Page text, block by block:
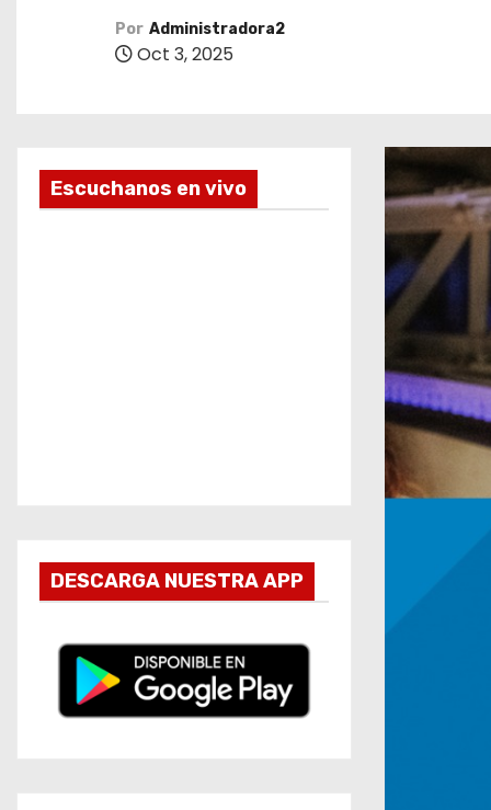
Por Administradora2
Oct 3, 2025
Escuchanos en vivo
DESCARGA NUESTRA APP